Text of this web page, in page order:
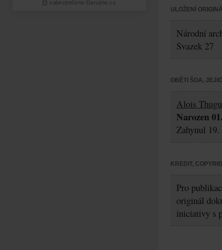
ULOŽENÍ
Národní
Svazek 27
OBĚTI ŠOA,
Alois
Narozen
Zahynul
KREDIT,
Pro
originál
iniciativy s